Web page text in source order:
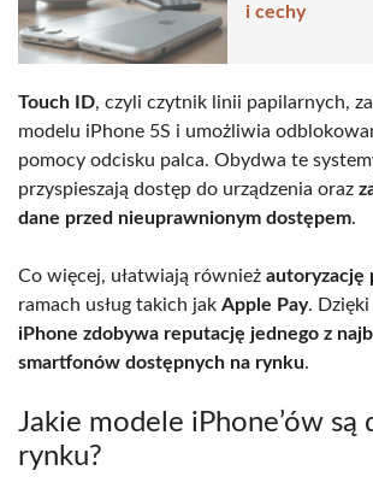
i cechy
Touch ID, czyli czytnik linii papilarnych,
modelu iPhone 5S i umożliwia
pomocy odcisku palca. Obydwa te
przyspieszają dostęp do urządzenia oraz
dane przed nieuprawnionym dostępem.
Co więcej, ułatwiają również autoryzację
ramach usług takich jak Apple Pay.
iPhone zdobywa reputację jednego z
smartfonów dostępnych na rynku.
Jakie modele iPhone’ów są
rynku?